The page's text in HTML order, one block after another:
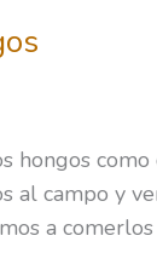
hongos
al campo y
a